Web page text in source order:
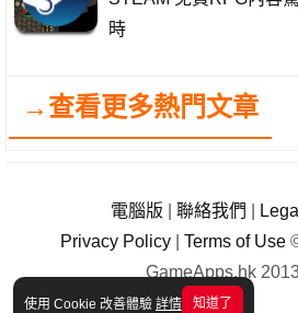
使用 Cookie 改善體驗 詳情 知道了
時
→查看更多熱門文章
電腦版 聯絡我們 Legal
Privacy Policy
Terms of Use
GameApps.hk